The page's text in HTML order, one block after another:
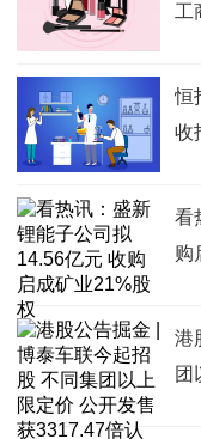
工
恒
收
看
购
港
团